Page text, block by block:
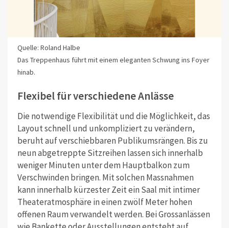
Quelle: Roland Halbe
Das Treppenhaus führt mit einem eleganten Schwung ins Foyer
hinab.
Flexibel für verschiedene Anlässe
Die notwendige Flexibilität und die Möglichkeit, das
Layout schnell und unkompliziert zu verändern,
beruht auf verschiebbaren Publikumsrängen. Bis zu
neun abgetreppte Sitzreihen lassen sich innerhalb
weniger Minuten unter dem Hauptbalkon zum
Verschwinden bringen. Mit solchen Massnahmen
kann innerhalb kürzester Zeit ein Saal mit intimer
Theateratmosphäre in einen zwölf Meter hohen
offenen Raum verwandelt werden. Bei Grossanlässen